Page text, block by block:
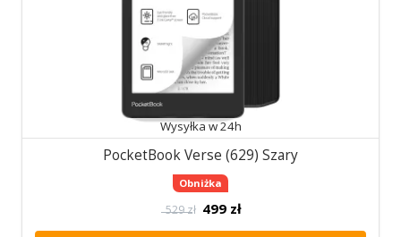
Wysyłka w 24h
PocketBook Verse (629) Szary
Obniżka
529 zł 499 zł